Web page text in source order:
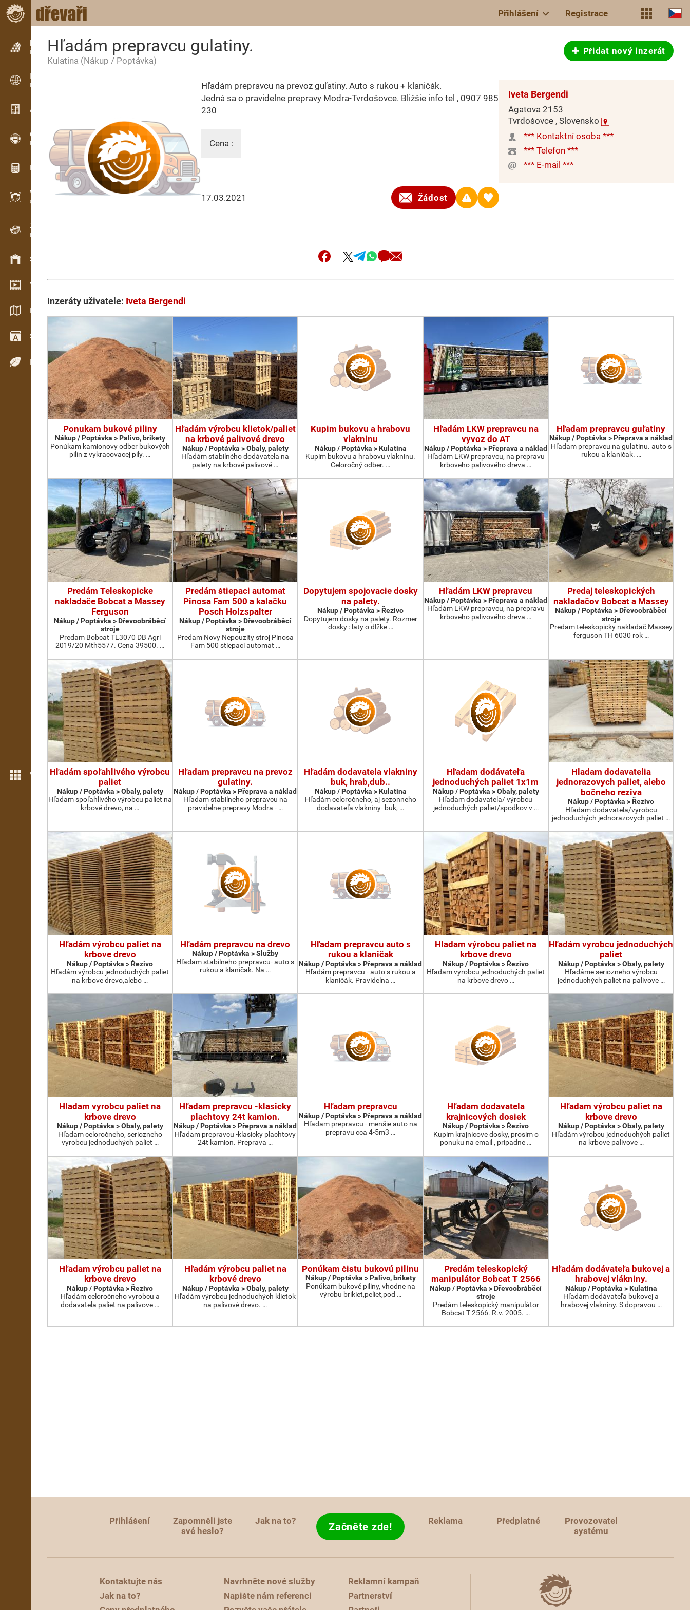
Přihlášení Registrace
Inzerce
Řádková inzerce
Inzerce
Mezinárodní inzerce
Aktuality / Články
OPTI-TIMB
Pořezová schémata
Dřevařské kalkulačky
WoodProfi
Objem dřeva s AI
Záznamník
Evidence dřeva v terénu
Skladové hospodářství
Video showroom
Katalogy / Brožury
Slovník
Dřeviny
Více možností
Hľadám prepravcu gulatiny.
Kulatina (Nákup / Poptávka)
Přidat nový inzerát
Hľadám prepravcu na prevoz guľatiny. Auto s rukou + klaničák.
Jedná sa o pravidelne prepravy Modra-Tvrdošovce. Bližšie info tel , 0907 985
230
Cena :
17.03.2021 Žádost
Iveta Bergendi
Agatova 2153
Tvrdošovce , Slovensko
*** Kontaktní osoba ***
*** Telefon ***
*** E-mail ***
Inzeráty uživatele: Iveta Bergendi
Ponukam bukové piliny
Nákup / Poptávka > Palivo, brikety
Ponúkam kamionovy odber bukových
pilín z vykracovacej pily. …
Hľadám výrobcu klietok/paliet
na krbové palivové drevo
Nákup / Poptávka > Obaly, palety
Hľadám stabilného dodávatela na
palety na krbové palivové …
Kupim bukovu a hrabovu
vlakninu
Nákup / Poptávka > Kulatina
Kupim bukovu a hrabovu vlakninu.
Celoročný odber. …
Hľadám LKW prepravcu na
vyvoz do AT
Nákup / Poptávka > Přeprava a náklad
Hľadám LKW prepravcu, na prepravu
krboveho palivového dreva …
Hľadam prepravcu guľatiny
Nákup / Poptávka > Přeprava a náklad
Hľadam prepravcu na gulatinu. auto s
rukou a klaničak. …
Predám Teleskopicke
nakladače Bobcat a Massey
Ferguson
Nákup / Poptávka > Dřevoobráběcí
stroje
Predam Bobcat TL3070 DB Agri
2019/20 Mth5577. Cena 39500. …
Predám štiepaci automat
Pinosa Fam 500 a kalačku
Posch Holzspalter
Nákup / Poptávka > Dřevoobráběcí
stroje
Predam Novy Nepouzity stroj Pinosa
Fam 500 stiepaci automat …
Dopytujem spojovacie dosky
na palety.
Nákup / Poptávka > Řezivo
Dopytujem dosky na palety. Rozmer
dosky : laty o dlžke …
Hľadám LKW prepravcu
Nákup / Poptávka > Přeprava a náklad
Hľadám LKW prepravcu, na prepravu
krboveho palivového dreva …
Predaj teleskopických
nakladačov Bobcat a Massey
Nákup / Poptávka > Dřevoobráběcí
stroje
Predam teleskopicky nakladač Massey
ferguson TH 6030 rok …
Hľadám spoľahlivého výrobcu
paliet
Nákup / Poptávka > Obaly, palety
Hľadam spoľahlivého výrobcu paliet na
krbové drevo, na …
Hľadam prepravcu na prevoz
gulatiny.
Nákup / Poptávka > Přeprava a náklad
Hľadam stabilneho prepravcu na
pravidelne prepravy Modra - …
Hľadám dodavatela vlakniny
buk, hrab,dub..
Nákup / Poptávka > Kulatina
Hľadám celoročneho, aj sezonneho
dodavateľa vlakniny- buk, …
Hľadam dodávateľa
jednoduchých paliet 1x1m
Nákup / Poptávka > Obaly, palety
Hľadam dodavatela/ výrobcu
jednoduchých paliet/spodkov v …
Hladam dodavatelia
jednorazovych paliet, alebo
bočneho reziva
Nákup / Poptávka > Řezivo
Hľadam dodavatela/vyrobcu
jednoduchých jednorazovych paliet …
Hľadám výrobcu paliet na
krbove drevo
Nákup / Poptávka > Řezivo
Hľadám výrobcu jednoduchých paliet
na krbove drevo,alebo …
Hľadám prepravcu na drevo
Nákup / Poptávka > Služby
Hľadam stabilneho prepravcu- auto s
rukou a klaničak. Na …
Hľadam prepravcu auto s
rukou a klaničak
Nákup / Poptávka > Přeprava a náklad
Hľadám prepravcu - auto s rukou a
klaničák. Pravidelna …
Hladam výrobcu paliet na
krbove drevo
Nákup / Poptávka > Řezivo
Hľadam vyrobcu jednoduchých paliet
na krbove drevo …
Hľadám vyrobcu jednoduchých
paliet
Nákup / Poptávka > Obaly, palety
Hľadáme seriozneho výrobcu
jednoduchých paliet na palivove …
Hladam vyrobcu paliet na
krbove drevo
Nákup / Poptávka > Obaly, palety
Hľadam celoročneho, seriozneho
vyrobcu jednoduchých paliet …
Hľadam prepravcu -klasicky
plachtovy 24t kamion.
Nákup / Poptávka > Přeprava a náklad
Hľadam prepravcu -klasicky plachtovy
24t kamion. Preprava …
Hľadam prepravcu
Nákup / Poptávka > Přeprava a náklad
Hľadam prepravcu - menšie auto na
prepravu cca 4-5m3 …
Hľadam dodavatela
krajnicových dosiek
Nákup / Poptávka > Řezivo
Kupim krajnicove dosky, prosim o
ponuku na email , pripadne …
Hľadam výrobcu paliet na
krbove drevo
Nákup / Poptávka > Obaly, palety
Hľadám výrobcu jednoduchých paliet
na krbove palivove …
Hľadam výrobcu paliet na
krbove drevo
Nákup / Poptávka > Řezivo
Hľadám celoročneho vyrobcu a
dodavatela paliet na palivove …
Hľadám výrobcu paliet na
krbové drevo
Nákup / Poptávka > Obaly, palety
Hľadám výrobcu jednoduchých klietok
na palivové drevo. …
Ponúkam čistu bukovú pilinu
Nákup / Poptávka > Palivo, brikety
Ponúkam bukové piliny, vhodne na
výrobu brikiet,peliet,pod …
Predám teleskopický
manipulátor Bobcat T 2566
Nákup / Poptávka > Dřevoobráběcí
stroje
Predám teleskopický manipulátor
Bobcat T 2566. R.v. 2005. …
Hľadám dodávateľa bukovej a
hrabovej vlákniny.
Nákup / Poptávka > Kulatina
Hľadám dodávateľa bukovej a
hrabovej vlakniny. S dopravou …
Přihlášení
Zapomněli jste
své heslo?
Jak na to? Začněte zde! Reklama Předplatné
Provozovatel
systému
Kontaktujte nás
Jak na to?
Navrhněte nové služby
Napište nám referenci
Reklamní kampaň
Partnerství